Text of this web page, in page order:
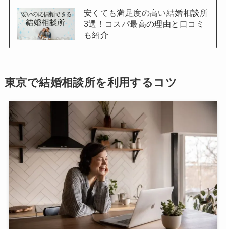
安くても満足度の高い結婚相談所
3選！コスパ最高の理由と口コミ
も紹介
東京で結婚相談所を利用するコツ